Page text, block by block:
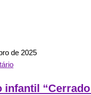
de 2025
infantil